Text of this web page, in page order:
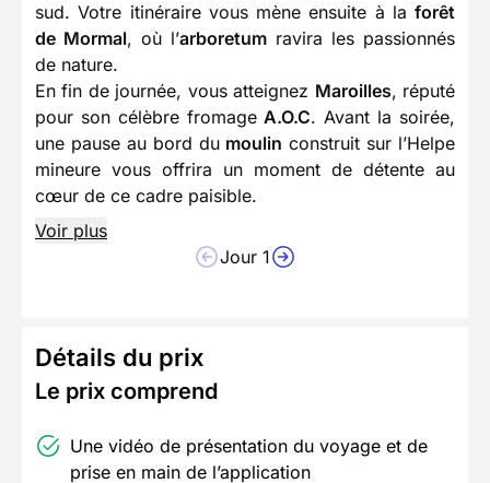
sud. Votre itinéraire vous mène ensuite à la forêt
de Mormal, où l’arboretum ravira les passionnés
de nature.
En fin de journée, vous atteignez Maroilles, réputé
pour son célèbre fromageA.O.C. Avant la soirée,
une pause au bord du moulin construit sur l’Helpe
mineure vous offrira un moment de détente au
cœur de ce cadre paisible.
Voir plus
Jour 1
Détails du prix
Le prix comprend
Une vidéo de présentation du voyage et de
prise en main de l’application